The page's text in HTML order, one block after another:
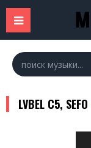
LVBEL C5, SEFO